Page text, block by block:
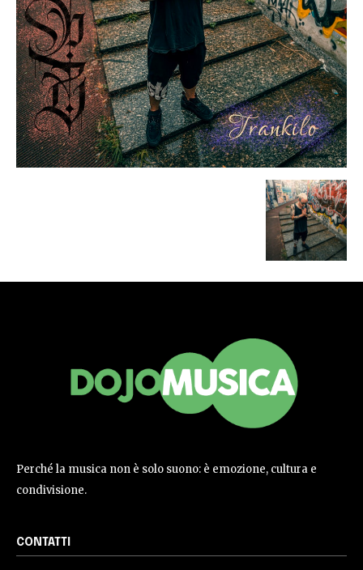
Perché la musica non è solo suono: è emozione, cultura e
condivisione.
CONTATTI